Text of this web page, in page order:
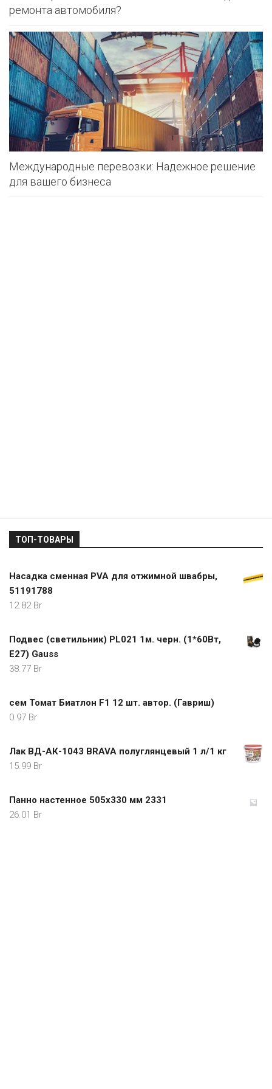
ремонта автомобиля?
Международные перевозки: Надежное решение
для вашего бизнеса
ТОП-ТОВАРЫ
Насадка сменная PVA для отжимной швабры,
51191788
12.82 Br
Подвес (светильник) PL021 1м. черн. (1*60Вт,
Е27) Gauss
38.77 Br
сем Томат Биатлон F1 12 шт. автор. (Гавриш)
0.97 Br
Лак ВД-АК-1043 BRAVA полуглянцевый 1 л/1 кг
15.99 Br
Панно настенное 505x330 мм 2331
26.01 Br